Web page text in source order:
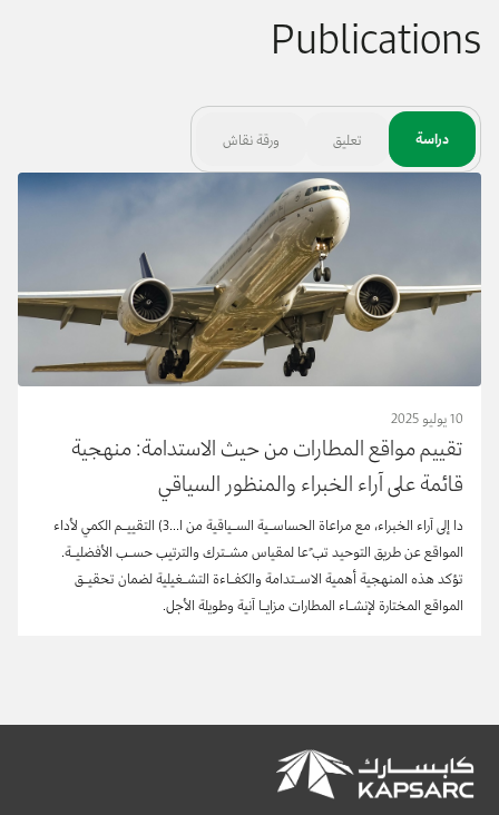
Publications
دراسة تعليق ورقة نقاش
10 يوليو 2025
تقييم مواقع المطارات من حيث الاستدامة: منهجية
قائمة على آراء الخبراء والمنظور السياقي
دا إلى آراء الخبراء، مع مراعاة الحساسـية السـياقية من ا...3) التقييـم الكمي لأداء
المواقع عن طريق التوحيد تبًعا لمقياس مشـترك والترتيب حسـب الأفضليـة.
تؤكد هذه المنهجية أهمية الاسـتدامة والكفـاءة التشـغيلية لضمان تحقيـق
المواقع المختارة لإنشـاء المطارات مزايـا آنية وطويلة الأجل.